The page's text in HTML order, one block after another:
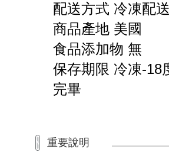
配送方式 冷凍配
商品產地 美國
食品添加物 無
保存期限 冷凍-18
完畢
重要說明